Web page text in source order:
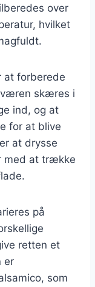
over
hvilket
at forberede
skæres i
ind, og at
for at blive
at drysse
med at trække
på
retten et
er
som